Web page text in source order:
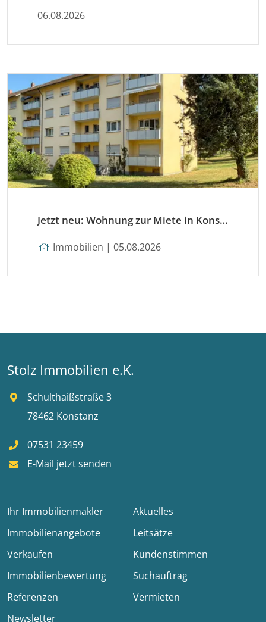
06.08.2026
Jetzt neu: Wohnung zur Miete in Konstanz
Immobilien | 05.08.2026
Stolz Immobilien e.K.
Schulthaißstraße 3
78462 Konstanz
07531 23459
E-Mail jetzt senden
Ihr Immobilienmakler
Aktuelles
Immobilienangebote
Leitsätze
Verkaufen
Kundenstimmen
Immobilienbewertung
Suchauftrag
Referenzen
Vermieten
Newsletter